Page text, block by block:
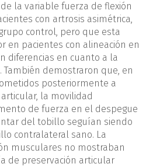
la variable fuerza de flexión
con artrosis asimétrica,
control, pero que esta
en pacientes con alineación en
diferencias en cuanto a la
demostraron que, en
posteriormente a
la movilidad
de fuerza en el despegue
del tobillo seguían siendo
contralateral sano. La
musculares no mostraban
de preservación articular